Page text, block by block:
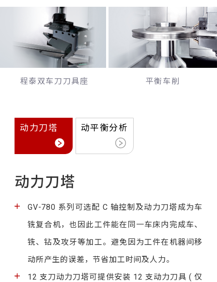
程泰双车刀刀具座 平衡车削
动力刀塔 动平衡分析
动力刀塔
GV-780 系列可选配 C 轴控制及动力刀塔成为车
铣复合机，也因此工件能在同一车床内完成车、
铣、钻及攻牙等加工。避免因为工件在机器间移
动所产生的误差，节省加工时间及人力。
12 支刀动力刀塔可提供安装 12 支动力刀具 ( 仅